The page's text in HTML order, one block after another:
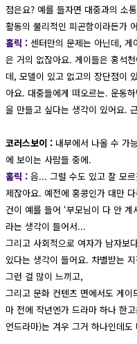
점은요? 예를 들자면 대중과의 소
활동의 물리적인 피곤함이라든가
홀릭 : 센터만의 문제는 아닌데,
은 거의 없잖아요. 게이들은 홍석
데, 모델이 있고 없고의 장단점이
아요. 대중들에게 떠오르는. 운동
을 만들고 싶다는 생각이 있어요.
코러스보이 : 내부에서 나올 수 가
에 보이는 사람들 중에.
홀릭 : 음... 그럴 수도 있고 잘 모
제잖아요. 예전에 홍콩인가 대만
건이 예를 들어 ‘부모님이 다 안
라는 생각이 들어서...
그리고 사회적으로 여자가 남자보
있다는 생각이 들어요. 차별받는
그런 걸 많이 느끼고,
그리고 문화 컨텐츠 면에서도 게
마 전에 작년엔가 드라마 하나 한
언드라마)는 겨우 그거 하나인데